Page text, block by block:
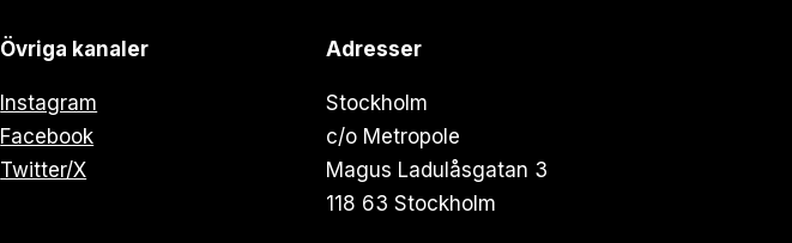
Övriga kanaler
Instagram
Facebook
Twitter/X
Adresser
Stockholm
c/o Metropole
Magus Ladulåsgatan 3
118 63 Stockholm